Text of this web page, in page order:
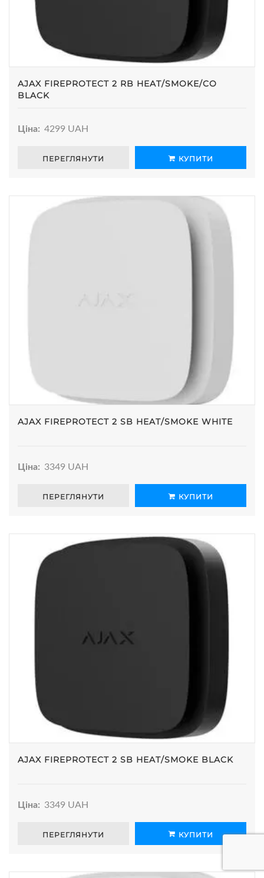
AJAX FIREPROTECT 2 RB HEAT/SMOKE/CO
BLACK
Ціна: 4299 UAH
ПЕРЕГЛЯНУТИ КУПИТИ
AJAX FIREPROTECT 2 SB HEAT/SMOKE WHITE
Ціна: 3349 UAH
ПЕРЕГЛЯНУТИ КУПИТИ
AJAX FIREPROTECT 2 SB HEAT/SMOKE BLACK
Ціна: 3349 UAH
ПЕРЕГЛЯНУТИ КУПИТИ